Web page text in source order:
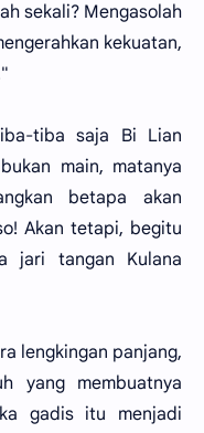
sekali? Mengasolah
kekuatan,
tiba saja Bi Lian
main, matanya
betapa akan
Akan tetapi, begitu
jari tangan Kulana
lengkingan panjang,
yang membuatnya
gadis itu menjadi